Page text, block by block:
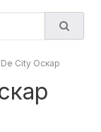
City Оскар